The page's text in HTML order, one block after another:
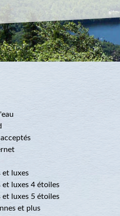
et luxes
et luxes 4 étoiles
et luxes 5 étoiles
et plus